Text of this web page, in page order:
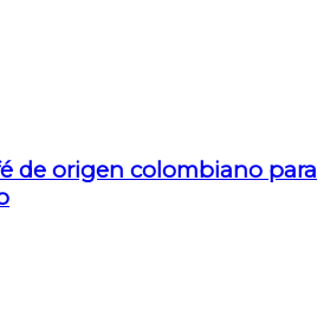
de origen colombiano para